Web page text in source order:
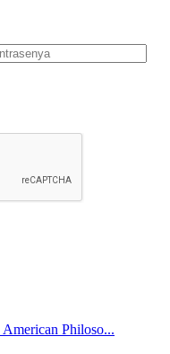
American Philoso...